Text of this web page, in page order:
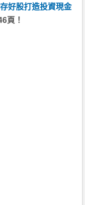
好股打造投資現金
頁！